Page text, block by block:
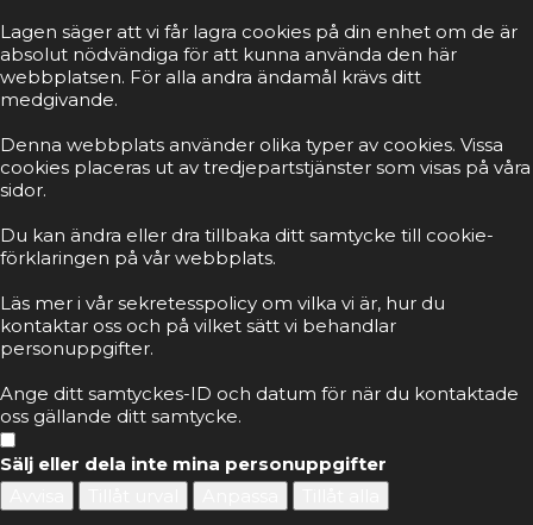
Lagen säger att vi får lagra cookies på din enhet om de är
absolut nödvändiga för att kunna använda den här
webbplatsen. För alla andra ändamål krävs ditt
medgivande.
Denna webbplats använder olika typer av cookies. Vissa
cookies placeras ut av tredjepartstjänster som visas på våra
sidor.
Du kan ändra eller dra tillbaka ditt samtycke till cookie-
förklaringen på vår webbplats.
Läs mer i vår sekretesspolicy om vilka vi är, hur du
kontaktar oss och på vilket sätt vi behandlar
personuppgifter.
Ange ditt samtyckes-ID och datum för när du kontaktade
oss gällande ditt samtycke.
Sälj eller dela inte mina personuppgifter